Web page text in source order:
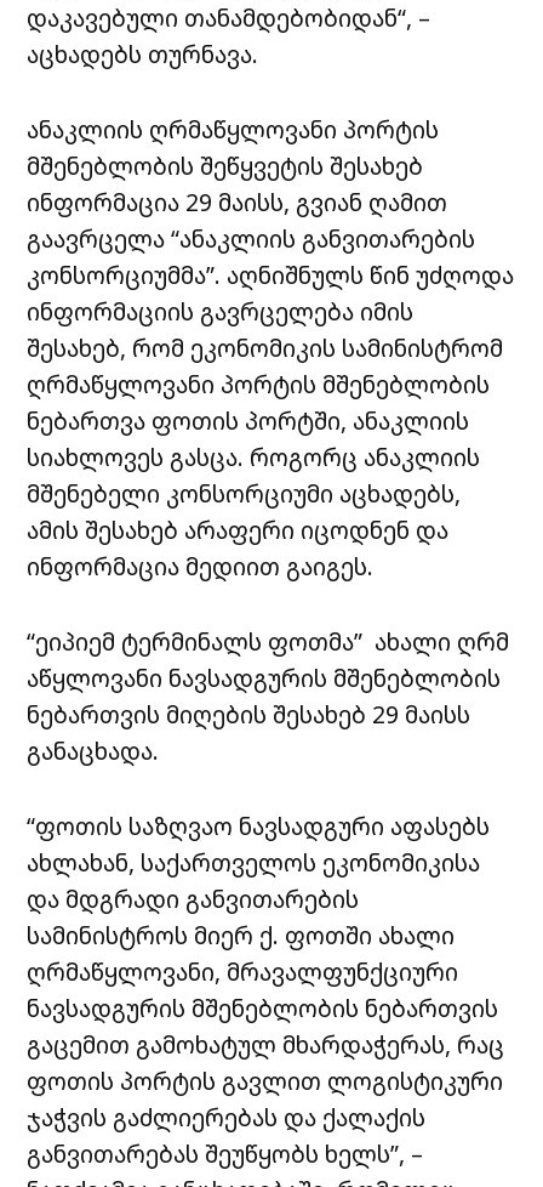
დაკავებული თანამდებობიდან“, –
აცხადებს თურნავა.
ანაკლიის ღრმაწყლოვანი პორტის
მშენებლობის შეწყვეტის შესახებ
ინფორმაცია 29 მაისს, გვიან ღამით
გაავრცელა “ანაკლიის განვითარების
კონსორციუმმა”. აღნიშნულს წინ უძღოდა
ინფორმაციის გავრცელება იმის
შესახებ, რომ ეკონომიკის სამინისტრომ
ღრმაწყლოვანი პორტის მშენებლობის
ნებართვა ფოთის პორტში, ანაკლიის
სიახლოვეს გასცა. როგორც ანაკლიის
მშენებელი კონსორციუმი აცხადებს,
ამის შესახებ არაფერი იცოდნენ და
ინფორმაცია მედიით გაიგეს.
“ეიპიემ ტერმინალს ფოთმა” ახალი ღრმ
აწყლოვანი ნავსადგურის მშენებლობის
ნებართვის მიღების შესახებ 29 მაისს
განაცხადა.
“ფოთის საზღვაო ნავსადგური აფასებს
ახლახან, საქართველოს ეკონომიკისა
და მდგრადი განვითარების
სამინისტროს მიერ ქ. ფოთში ახალი
ღრმაწყლოვანი, მრავალფუნქციური
ნავსადგურის მშენებლობის ნებართვის
გაცემით გამოხატულ მხარდაჭერას, რაც
ფოთის პორტის გავლით ლოგისტიკური
ჯაჭვის გაძლიერებას და ქალაქის
განვითარებას შეუწყობს ხელს”, –